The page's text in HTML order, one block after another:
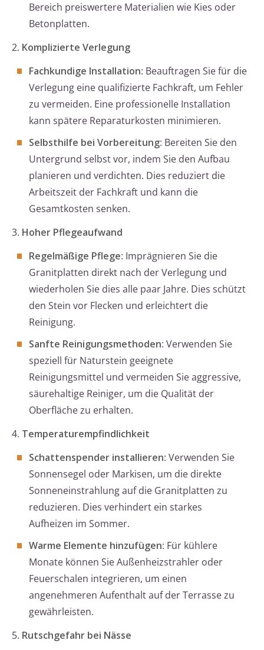
Bereich preiswertere Materialien wie Kies oder
Betonplatten.
2. Komplizierte Verlegung
Fachkundige Installation: Beauftragen Sie für die
Verlegung eine qualifizierte Fachkraft, um Fehler
zu vermeiden. Eine professionelle Installation
kann spätere Reparaturkosten minimieren.
Selbsthilfe bei Vorbereitung: Bereiten Sie den
Untergrund selbst vor, indem Sie den Aufbau
planieren und verdichten. Dies reduziert die
Arbeitszeit der Fachkraft und kann die
Gesamtkosten senken.
3. Hoher Pflegeaufwand
Regelmäßige Pflege: Imprägnieren Sie die
Granitplatten direkt nach der Verlegung und
wiederholen Sie dies alle paar Jahre. Dies schützt
den Stein vor Flecken und erleichtert die
Reinigung.
Sanfte Reinigungsmethoden: Verwenden Sie
speziell für Naturstein geeignete
Reinigungsmittel und vermeiden Sie aggressive,
säurehaltige Reiniger, um die Qualität der
Oberfläche zu erhalten.
4. Temperaturempfindlichkeit
Schattenspender installieren: Verwenden Sie
Sonnensegel oder Markisen, um die direkte
Sonneneinstrahlung auf die Granitplatten zu
reduzieren. Dies verhindert ein starkes
Aufheizen im Sommer.
Warme Elemente hinzufügen: Für kühlere
Monate können Sie Außenheizstrahler oder
Feuerschalen integrieren, um einen
angenehmeren Aufenthalt auf der Terrasse zu
gewährleisten.
5. Rutschgefahr bei Nässe